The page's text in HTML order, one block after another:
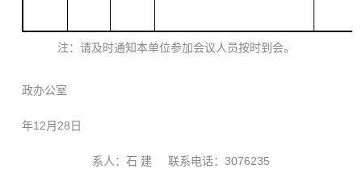
注：请及时通知本单位参加会议人员按时到会。
政办公室
年12月28 日
系人：石 建 联系电话： 3076235